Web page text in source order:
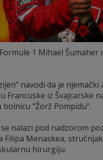
1 Mihael Šumaher
navodi da je njemački
Francuske iz Švajcarske
"Žorž Pompidu".
nalazi pod nadzorom
Filipa Menaskea,
hirurgiju.